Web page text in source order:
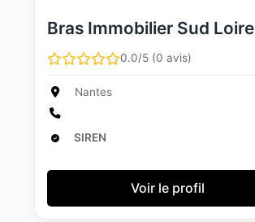
Bras Immobilier Sud Loire
0.0/5 (0 avis)
Nantes
SIREN
Voir le profil